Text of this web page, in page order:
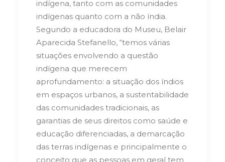
indígena, tanto com as comunidades
indígenas quanto com a não índia.
Segundo a educadora do Museu, Belair
Aparecida Stefanello, “temos várias
situações envolvendo a questão
indígena que merecem
aprofundamento: a situação dos índios
em espaços urbanos, a sustentabilidade
das comunidades tradicionais, as
garantias de seus direitos como saúde e
educação diferenciadas, a demarcação
das terras indígenas e principalmente o
conceito que as pessoas em geral tem